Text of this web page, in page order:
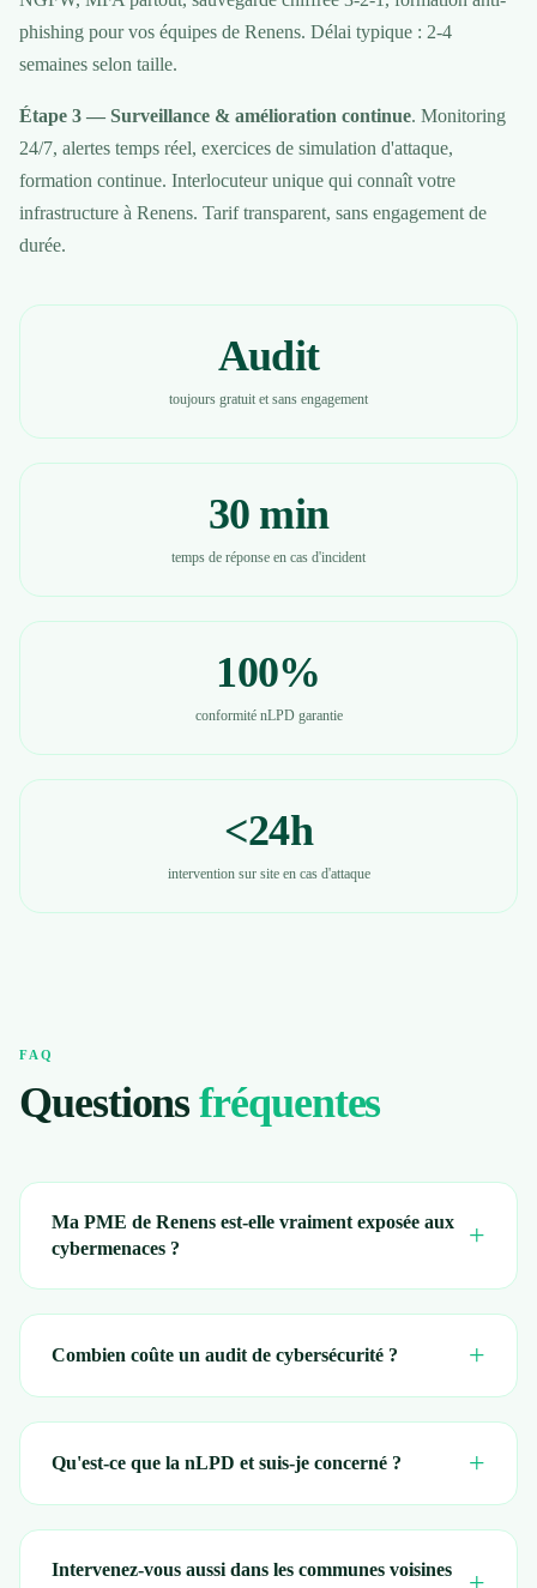
phishing pour vos équipes de Renens. Délai typique : 2-4
semaines selon taille.
Étape 3 — Surveillance & amélioration continue. Monitoring
24/7, alertes temps réel, exercices de simulation d'attaque,
formation continue. Interlocuteur unique qui connaît votre
infrastructure à Renens. Tarif transparent, sans engagement de
durée.
Audit
toujours gratuit et sans engagement
30 min
temps de réponse en cas d'incident
100%
conformité nLPD garantie
<24h
intervention sur site en cas d'attaque
FAQ
Questionsfréquentes
Ma PME de Renens est-elle vraiment exposée aux
cybermenaces ?
+
Combien coûte un audit de cybersécurité ? +
Qu'est-ce que la nLPD et suis-je concerné ? +
Intervenez-vous aussi dans les communes voisines